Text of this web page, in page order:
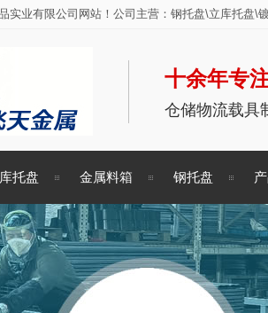
实业有限公司网站！公司主营：钢托盘\立库托盘\
十余年专
仓储物流载具
托盘 金属料箱 钢托盘